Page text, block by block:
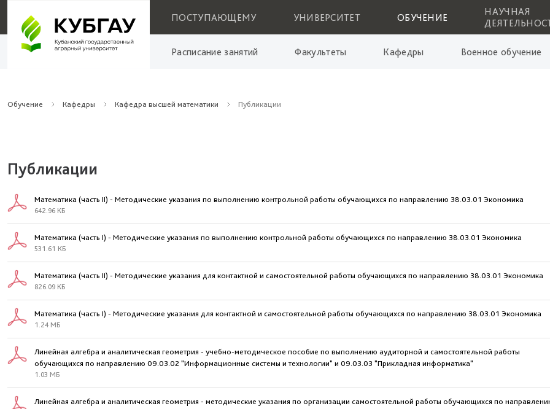
ПОСТУПАЮЩЕМУ УНИВЕРСИТЕТ ОБУЧЕНИЕ
НАУЧНАЯ
Расписание занятий Факультеты Кафедры Военное обучение
Обучение Кафедры Кафедра высшей математики Публикации
Публикации
Математика (часть II) - Методические указания по выполнению контрольной работы обучающихся по направлению 38.03.01 Экономика
642.96 КБ
Математика (часть I) - Методические указания по выполнению контрольной работы обучающихся по направлению 38.03.01 Экономика
531.61 КБ
Математика (часть II) - Методические указания для контактной и самостоятельной работы обучающихся по направлению 38.03.01 Экономика
826.09 КБ
Математика (часть I) - Методические указания для контактной и самостоятельной работы обучающихся по направлению 38.03.01 Экономика
1.24 МБ
Линейная алгебра и аналитическая геометрия - учебно-методическое пособие по выполнению аудиторной и самостоятельной работы
обучающихся по направлению 09.03.02 "Информационные системы и технологии" и 09.03.03 "Прикладная информатика"
1.03 МБ
Линейная алгебра и аналитическая геометрия - методические указания по организации самостоятельной работы обучающихся по